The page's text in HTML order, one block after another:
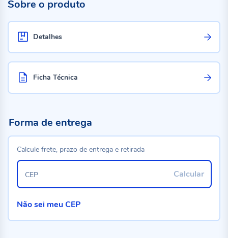
Sobre o produto
Detalhes
Ficha Técnica
Forma de entrega
Calcule frete, prazo de entrega e retirada
Calcular
CEP
Não sei meu CEP